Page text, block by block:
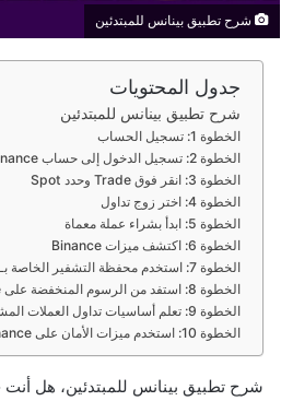
ل
ك
ت
و
ن
ي
ا
شرح تطبيق بينانس للمبتدئين
جدول المحتويات
شرح تطبيق بينانس للمبتدئين
الخطوة 1: تسجيل الحساب
الخطوة 2: تسجيل الدخول إلى حساب Binance الخاص بك
الخطوة 3: انقر فوق Trade وحدد Spot
الخطوة 4: اختر زوج تداول
الخطوة 5: ابدأ بشراء عملة معماة
الخطوة 6: اكتشف ميزات Binance
الخطوة 7: استخدم محفظة التشفير الخاصة بـ Binance
الخطوة 8: استفد من الرسوم المنخفضة على Binance
الخطوة 9: تعلم أساسيات تداول العملات المشفرة
الخطوة 10: استخدم ميزات الأمان على Binance
شرح تطبيق بينانس للمبتدئين، هل أنت